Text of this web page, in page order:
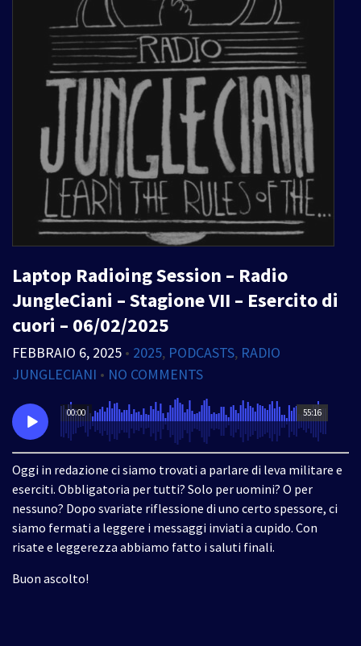
Laptop Radioing Session – Radio
JungleCiani – Stagione VII – Esercito di
cuori – 06/02/2025
FEBBRAIO 6, 2025 • 2025, PODCASTS, RADIO
JUNGLECIANI • NO COMMENTS
55:16
00:00
Oggi in redazione ci siamo trovati a parlare di leva militare e
eserciti. Obbligatoria per tutti? Solo per uomini? O per
nessuno? Dopo svariate riflessione di uno certo spessore, ci
siamo fermati a leggere i messaggi inviati a cupido. Con
risate e leggerezza abbiamo fatto i saluti finali.
Buon ascolto!